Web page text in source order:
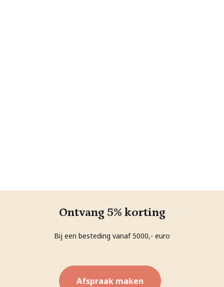
Ontvang 5% korting
Bij een besteding vanaf 5000,- euro
Afspraak maken